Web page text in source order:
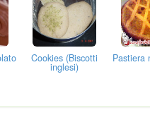
Cookies (Biscotti
inglesi)
Pastiera